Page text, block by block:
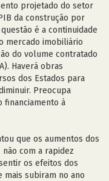
projetado do setor
da construção por
é a continuidade
mercado imobiliário
do volume contratado
Haverá obras
dos Estados para
Preocupa
financiamento à
que os aumentos dos
com a rapidez
os efeitos dos
mais subiram no ano